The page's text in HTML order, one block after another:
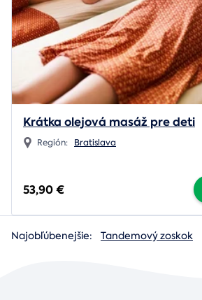
Krátka olejová masáž pre deti
Región: Bratislava
53,90 €
Najobľúbenejšie: Tandemový zoskok